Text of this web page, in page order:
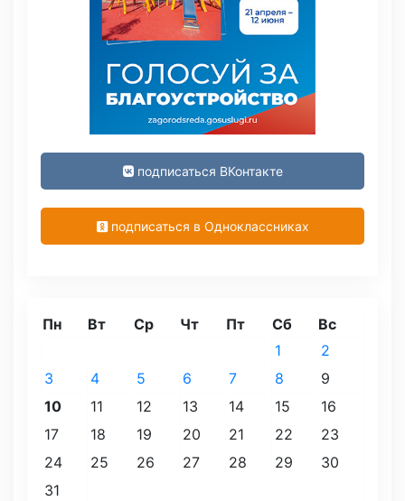
подписаться ВКонтакте
подписаться в Одноклассниках
Пн Вт Ср Чт Пт Сб Вс
1
2
3
4 5 6 7 8
9
10
11 12 13 14 15
16
17
18 19 20 21 22
23
24
25 26 27 28 29
30
31